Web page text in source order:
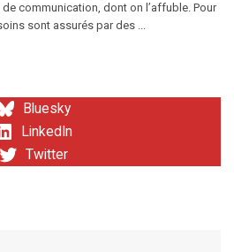
communication, dont on l’affuble. Pour
sont assurés par des ...
Bluesky
LinkedIn
Twitter